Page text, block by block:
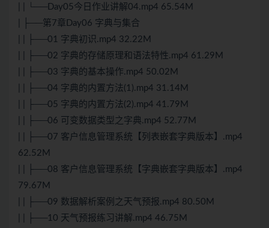
| | └──Day05今日作业讲解04.mp4 65.54M
| ├──第7章Day06 字典与集合
| | ├──01 字典初识.mp4 32.22M
| | ├──02 字典的存储原理和语法特性.mp4 61.29M
| | ├──03 字典的基本操作.mp4 50.02M
| | ├──04 字典的内置方法(1).mp4 31.14M
| | ├──05 字典的内置方法(2).mp4 41.79M
| | ├──06 可变数据类型之字典.mp4 52.77M
| | ├──07 客户信息管理系统【列表嵌套字典版本】.mp4
62.52M
| | ├──08 客户信息管理系统【字典嵌套字典版本】.mp4
79.67M
| | ├──09 数据解析案例之天气预报.mp4 80.50M
| | ├──10 天气预报练习讲解.mp4 46.75M